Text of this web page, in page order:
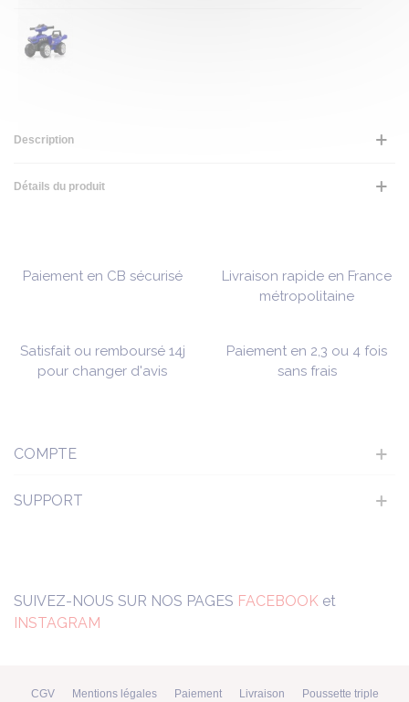
Description
Détails du produit
Paiement en CB sécurisé
Livraison rapide en France
métropolitaine
Satisfait ou remboursé 14j
pour changer d'avis
Paiement en 2,3 ou 4 fois
sans frais
SUIVEZ-NOUS SUR NOS PAGES FACEBOOK et
INSTAGRAM
COMPTE
SUPPORT
CGV Mentions légales Paiement Livraison Poussette triple